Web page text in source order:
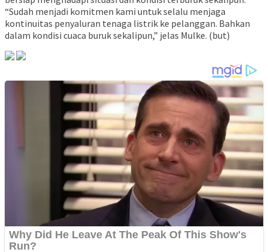
“Sudah menjadi komitmen kami untuk selalu menjaga
kontinuitas penyaluran tenaga listrik ke pelanggan. Bahkan
dalam kondisi cuaca buruk sekalipun,” jelas Mulke. (but)